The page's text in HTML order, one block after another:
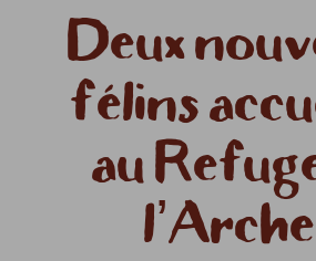
Deux
félins
au